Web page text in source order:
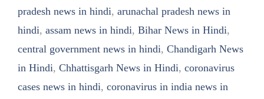
pradesh news in hindi, arunachal pradesh news in
hindi, assam news in hindi, Bihar News in Hindi,
central government news in hindi, Chandigarh News
in Hindi, Chhattisgarh News in Hindi, coronavirus
cases news in hindi, coronavirus in india news in